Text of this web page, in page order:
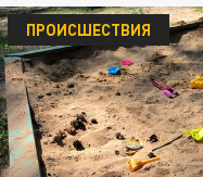
ПРОИСШЕСТВИЯ